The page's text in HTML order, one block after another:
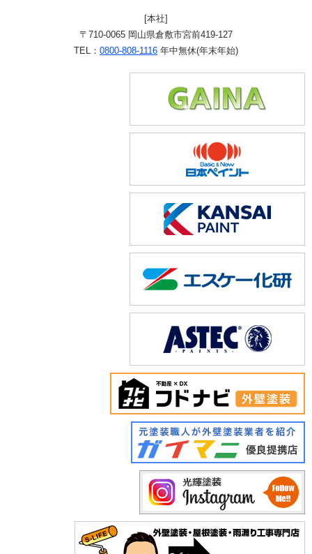
[本社]
〒710-0065 岡山県倉敷市宮前419-127
TEL： 0800-808-1116 年中無休(年末年始)